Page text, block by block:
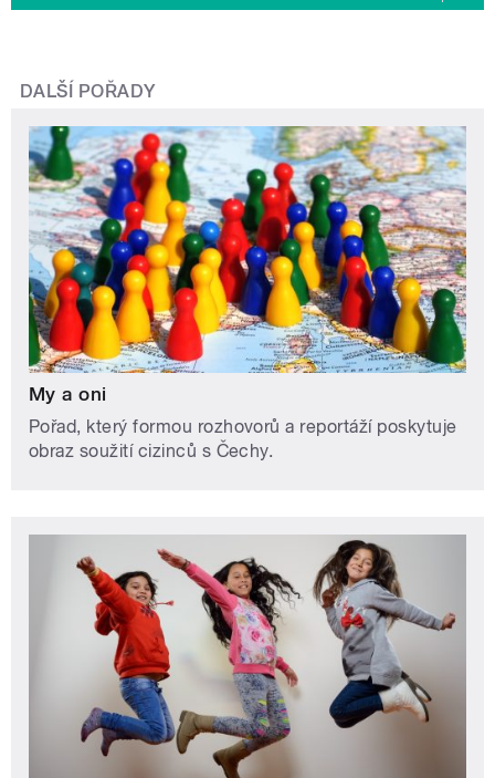
DALŠÍ POŘADY
My a oni
Pořad, který formou rozhovorů a reportáží poskytuje
obraz soužití cizinců s Čechy.